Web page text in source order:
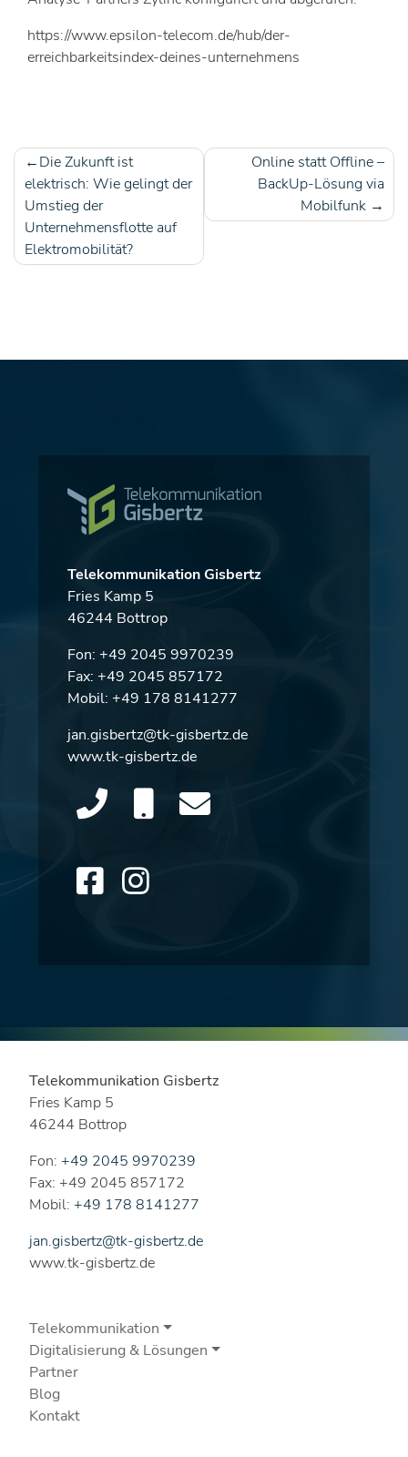
https://www.epsilon-telecom.de/hub/der-
erreichbarkeitsindex-deines-unternehmens
Beitragsnavigation
Die Zukunft ist
elektrisch: Wie gelingt der
Umstieg der
Unternehmensflotte auf
Elektromobilität?
Online statt Offline –
BackUp-Lösung via
Mobilfunk
Telekommunikation Gisbertz
Fries Kamp 5
46244 Bottrop
Fon: +49 2045 9970239
Fax: +49 2045 857172
Mobil: +49 178 8141277
jan.gisbertz@tk-gisbertz.de
www.tk-gisbertz.de
Telekommunikation Gisbertz
Fries Kamp 5
46244 Bottrop
Fon: +49 2045 9970239
Fax: +49 2045 857172
Mobil: +49 178 8141277
jan.gisbertz@tk-gisbertz.de
www.tk-gisbertz.de
Telekommunikation
Digitalisierung & Lösungen
Partner
Blog
Kontakt